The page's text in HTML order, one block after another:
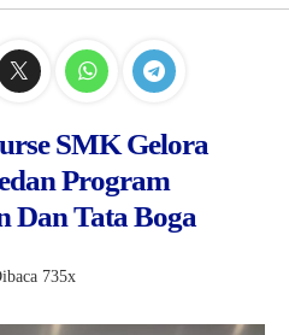
SMK Gelora
Program
Dan Tata Boga
735x